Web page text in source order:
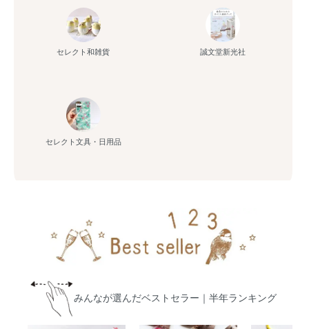
セレクト和雑貨 誠文堂新光社
セレクト文具・日用品
みんなが選んだベストセラー｜半年ランキング